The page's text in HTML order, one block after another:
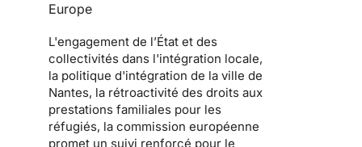
Europe
L'engagement de l’État et des
collectivités dans l'intégration locale,
la politique d'intégration de la ville de
Nantes, la rétroactivité des droits aux
prestations familiales pour les
réfugiés, la commission européenne
promet un suivi renforcé pour le